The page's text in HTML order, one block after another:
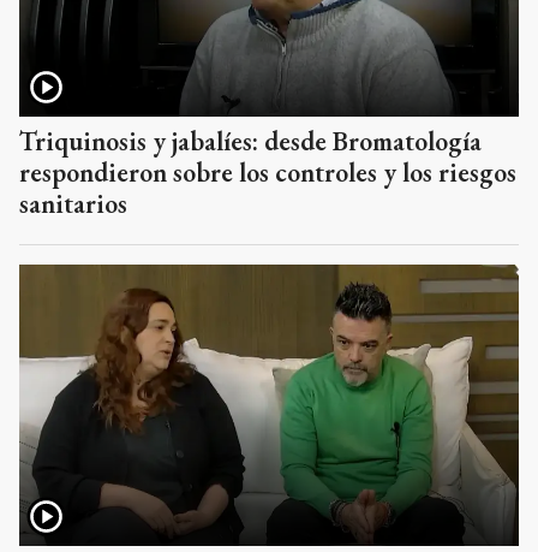
Triquinosis y jabalíes: desde Bromatología
respondieron sobre los controles y los riesgos
sanitarios